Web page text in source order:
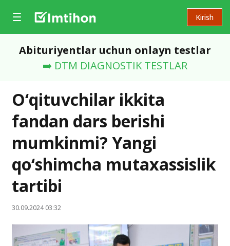
Kirish
Abituriyentlar uchun onlayn testlar
➡️ DTM DIAGNOSTIK TESTLAR
O‘qituvchilar ikkita
fandan dars berishi
mumkinmi? Yangi
qo‘shimcha mutaxassislik
tartibi
30.09.2024 03:32